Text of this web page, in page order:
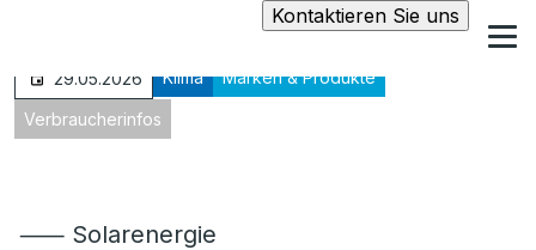
Kontaktieren Sie uns
29.05.2026 Klima Marken & Produkte
Verbraucherinfos
⸺ Solarenergie